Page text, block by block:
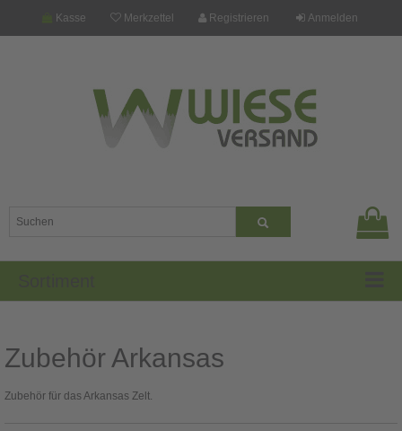
Kasse Merkzettel Registrieren Anmelden
Zubehör Arkansas
Zubehör für das Arkansas Zelt.